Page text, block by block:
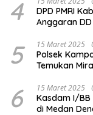
4
DPD PMRI
Anggaran
5 15 Maret 2025
Polsek
Temukan
6 15 Maret 2025
Kasdam I/BB
di Medan